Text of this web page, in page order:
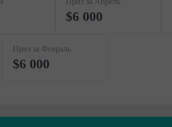
$6 000
Приз за Февраль
$6 000